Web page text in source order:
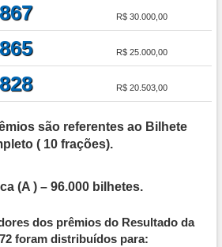
R$ 30.000,00
R$ 25.000,00
R$ 20.503,00
são referentes ao Bilhete
( 10 frações).
(A ) – 96.000 bilhetes.
dos prêmios do Resultado da
foram distribuídos para: